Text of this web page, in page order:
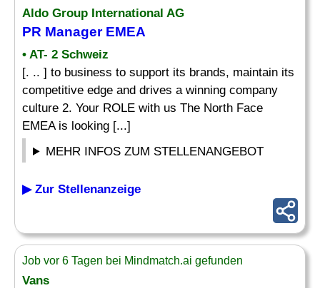
Aldo Group International AG
PR ManagerEMEA
• AT- 2 Schweiz
[. .. ] to business to support its brands, maintain its
competitive edge and drives a winning company
culture 2. Your ROLE with us The North Face
EMEA is looking [...]
MEHR INFOS ZUM STELLENANGEBOT
▶ Zur Stellenanzeige
Job vor 6 Tagen bei Mindmatch.ai gefunden
Vans